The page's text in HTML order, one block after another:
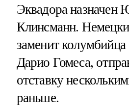
Эквадора назначен
Клинсманн.
заменит
Дарио Гомеса,
отставку
раньше.